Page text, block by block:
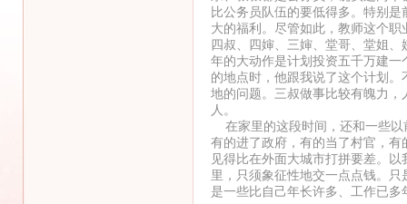
比公务员队伍的要低得多。特别
大的福利。尽管如此，教师这个
四叔、四婶、三婶、堂哥、堂姐
年的大动作是计划投资五千万建
的地点时，他跟我说了这个计划
地的问题。三叔做事比较有魄力
人。
在家里的这段时间，还和一些以
有的进了政府，有的当了村官，
见得比在外面大城市打拼要差。
里，只须象征性地交一点点钱。
是一些比自己年长许多、工作已多